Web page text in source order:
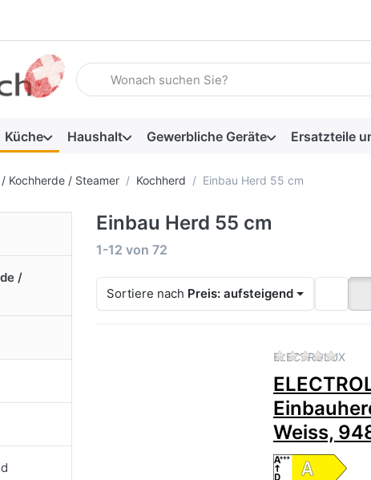
Geben Sie einen Suchbegriff ein. Während Sie
Küche Haushalt Gewerbliche Geräte Ersatzteile
Kochherde / Steamer Kochherd Einbau Herd 55 cm
/
Einbau Herd 55 cm
Suchergebnisse:
1-12 von 72
Sortiere nach Preis: aufsteigend
ELECTROLUXZu
Weiss,